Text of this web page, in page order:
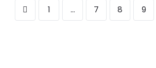
1 … 7 8 9